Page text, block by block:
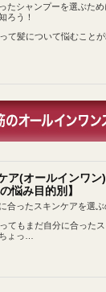
たシャンプーを選ぶた
ろう！
て髪について悩むこと
ア(オールインワ
悩み目的別】
合ったスキンケアを選
てもまだ自分に合った
ょっ…